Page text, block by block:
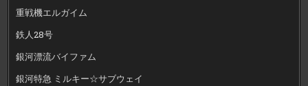
重戦機エルガイム
鉄人28号
銀河漂流バイファム
銀河特急 ミルキー☆サブウェイ